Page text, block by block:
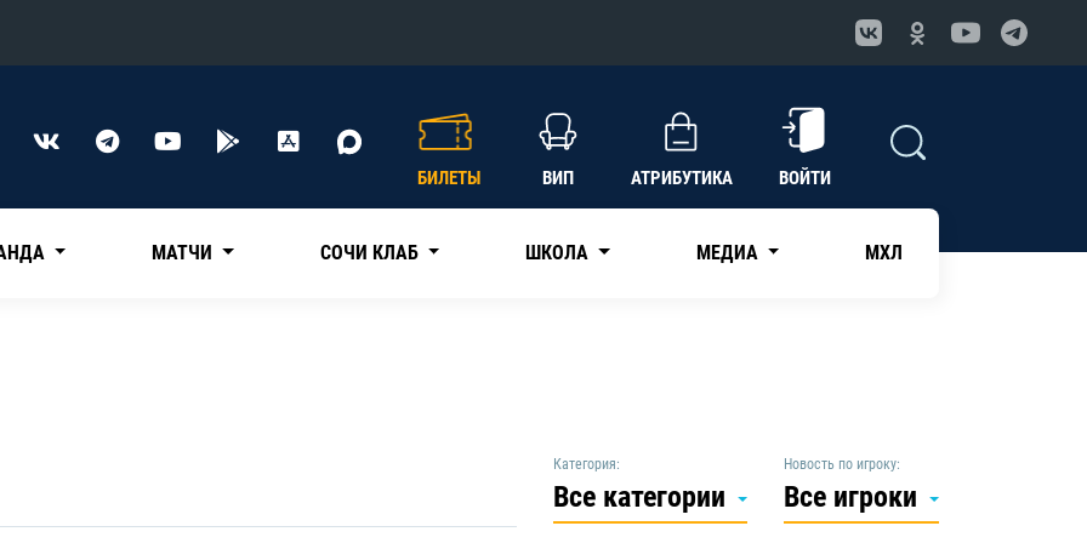
Конференция «Восток»
КХЛ
БИЛЕТЫ ВИП АТРИБУТИКА ВОЙТИ
МАТЧИ СОЧИ КЛАБ ШКОЛА МЕДИА МХЛ
Категория:
Все категории
Новость по игроку:
Все игроки